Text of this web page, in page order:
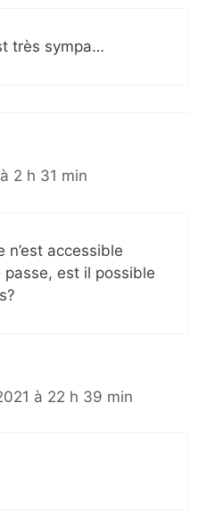
très sympa…
2 h 31 min
n’est accessible
passe, est il possible
à 22 h 39 min